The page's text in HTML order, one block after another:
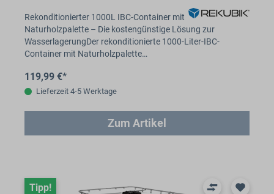
Rekonditionierter 1000L IBC-Container mit
Naturholzpalette – Die kostengünstige Lösung zur
WasserlagerungDer rekonditionierte 1000-Liter-IBC-
Container mit Naturholzpalette…
119,99 €*
Lieferzeit 4-5 Werktage
Zum Artikel
Tipp!